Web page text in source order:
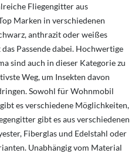
Fliegengitter aus
Marken in verschiedenen
anthrazit oder weißes
Passende dabei. Hochwertige
sind auch in dieser Kategorie zu
Weg, um Insekten davon
Sowohl für Wohnmobil
es verschiedene Möglichkeiten,
gibt es aus verschiedenen
Fiberglas und Edelstahl oder
Unabhängig vom Material